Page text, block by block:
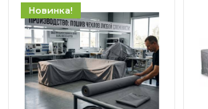
Новинка!